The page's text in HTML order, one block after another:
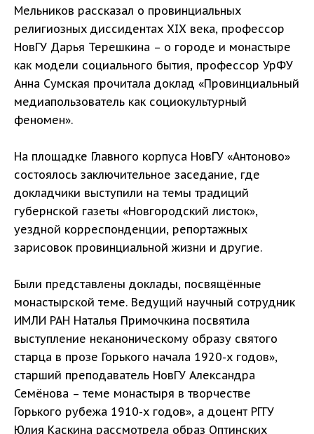
Мельников рассказал о провинциальных
религиозных диссидентах XIX века, профессор
НовГУ Дарья Терешкина – о городе и монастыре
как модели социального бытия, профессор УрФУ
Анна Сумская прочитала доклад «Провинциальный
медиапользователь как социокультурный
феномен».
На площадке Главного корпуса НовГУ «Антоново»
состоялось заключительное заседание, где
докладчики выступили на темы традиций
губернской газеты «Новгородский листок»,
уездной корреспонденции, репортажных
зарисовок провинциальной жизни и другие.
Были представлены доклады, посвящённые
монастырской теме. Ведущий научный сотрудник
ИМЛИ РАН Наталья Примочкина посвятила
выступление неканоническому образу святого
старца в прозе Горького начала 1920-х годов»,
старший преподаватель НовГУ Александра
Семёнова – теме монастыря в творчестве
Горького рубежа 1910-х годов», а доцент РГГУ
Юлия Каскина рассмотрела образ Оптинских